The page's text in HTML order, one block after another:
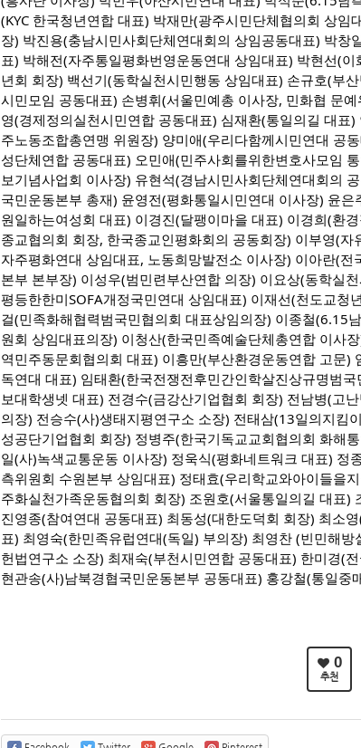
(KYC 한국청년연합 대표) 박재만(광주시민단체협의회 상
장) 박진용(충남시민사회단체연대회의 상임공동대표) 박
표) 박해전(자주통일평화번영운동연대 상임대표) 박현선(
년회 회장) 백선기(동학실천시민행동 상임대표) 손규호(부
시민모임 공동대표) 손병휘(서울민예총 이사장, 민화협 문
영(경제정의실천시민연합 공동대표) 심재환(통일의길 대
주노동조합총연맹 위원장) 양미애(우리다함께시민연대 공
성단체연합 공동대표) 오민애(민주사회를위한변호사모임
보기념사업회 이사장) 유현석(경남시민사회단체연대회의
국민운동본부 총재) 윤영전(평화통일시민연대 이사장) 윤
원일하는여성회 대표) 이경진(달팽이마을 대표) 이경희(환
종교협의회 회장, 한국종교인평화회의 공동회장) 이부영(
자주평화연대 상임대표, 노동희망발전소 이사장) 이아란(
본부 본부장) 이성우(범민련부산연합 의장) 이요상(동학실
평등한한미SOFA개정국민연대 상임대표) 이재선(천도교
걸(민족화해협력범국민협의회 대표상임의장) 이종철(6.15
원회 상임대표의장) 이청산(한국민족예술단체총연합 이사
역민주동문회협의회 대표) 이흥만(부산환경운동연합 고문
독연대 대표) 임태환(한국전쟁전후민간인학살진상규명범
보대학생넷 대표) 전경수(금강산기업협회 회장) 전남병(고
의장) 전승수(사)생태지평연구소 소장) 전태삼(13일의지킴
성공단기업협회 회장) 정병주(한국기독교교회협의회 화해
일(사)녹색교통운동 이사장) 정욱식(평화네트워크 대표)
측위원회 수원본부 상임대표) 정태효(우리학교와아이들을
주화실천가족운동협의회 회장) 조원호(서울통일의길 대표
진영종(참여연대 공동대표) 최동성(대한도덕회 회장) 최소
표) 최영숙(한민족유럽연대(독일) 부의장) 최영찬 (빈민해
헌법연구소 소장) 최재숙(부천시민연합 공동대표) 한미경(
현관송(사)남북경협국민운동본부 공동대표) 홍강철(통일중
0
추천